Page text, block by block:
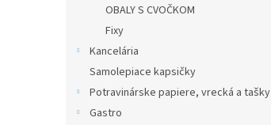
OBALY S CVOČKOM
Fixy
Kancelária
Samolepiace kapsičky
Potravinárske papiere, vrecká a tašky
Gastro